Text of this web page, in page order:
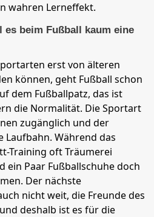
wahren Lerneffekt.
es beim Fußball kaum eine
erst von älteren
können, geht Fußball schon
dem Fußballpatz, das ist
die Normalität. Die Sportart
zugänglich und der
Laufbahn. Während das
Training oft Träumerei
ein Paar Fußballschuhe doch
Der nächste
nicht weit, die Freunde des
deshalb ist es für die